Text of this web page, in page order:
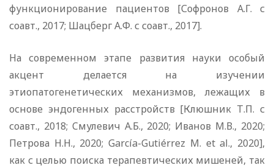
функционирование пациентов [Софронов А.Г. с
соавт., 2017; Шацберг А.Ф. с соавт., 2017].
На современном этапе развития науки особый
акцент делается на изучении
этиопатогенетических механизмов, лежащих в
основе эндогенных расстройств [Клюшник Т.П. с
соавт., 2018; Cмулевич А.Б., 2020; Иванов М.В., 2020;
Петрова Н.Н., 2020; García-Gutiérrez M. et al., 2020],
как с целью поиска терапевтических мишеней, так